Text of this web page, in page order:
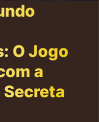
O Jogo
a